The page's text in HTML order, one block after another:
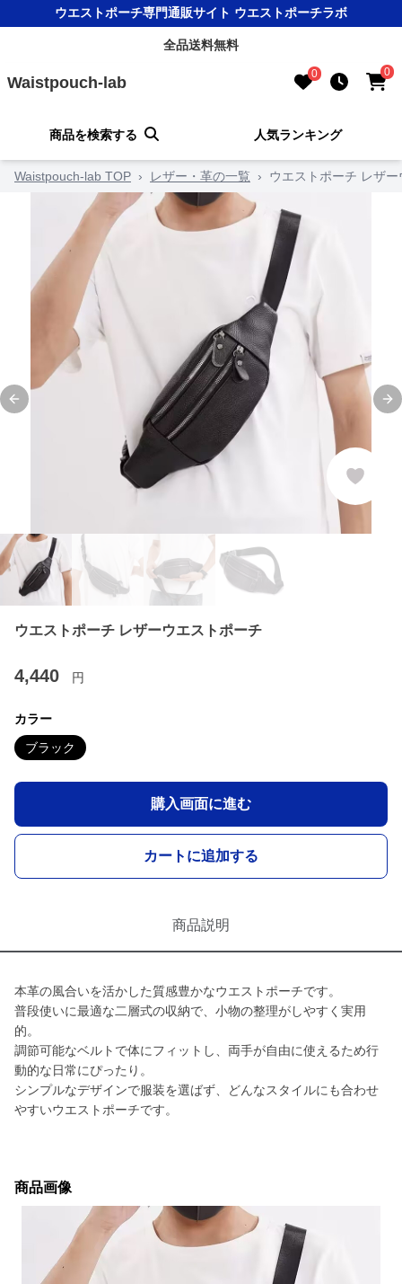
ウエストポーチ専門通販サイト ウエストポーチラボ
全品送料無料
Waistpouch-lab 0 0
商品を検索する 人気ランキング
Waistpouch-lab TOP › レザー・革の一覧 › ウエストポーチ レザ
Previous slide
ウエストポーチ レザーウエストポーチ
4,440 円
カラー
ブラック
購入画面に進む
カートに追加する
商品説明
本革の風合いを活かした質感豊かなウエストポーチです。
普段使いに最適な二層式の収納で、小物の整理がしやすく実用
的。
調節可能なベルトで体にフィットし、両手が自由に使えるため行
動的な日常にぴったり。
シンプルなデザインで服装を選ばず、どんなスタイルにも合わせ
やすいウエストポーチです。
商品画像